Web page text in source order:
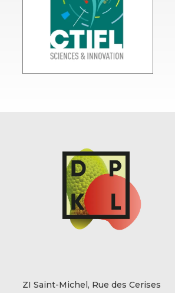
ZI Saint-Michel, Rue des Cerises